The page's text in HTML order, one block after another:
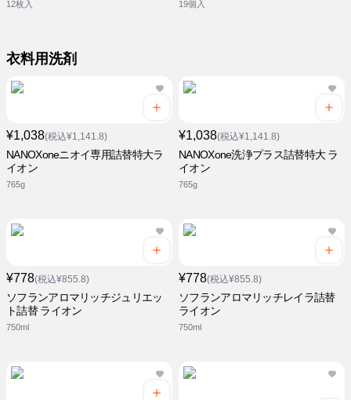
12枚入 19個入
衣料用洗剤
¥1,038(税込¥1,141.8)
NANOXoneニオイ専用詰替特大ラ
イオン
765g
¥1,038(税込¥1,141.8)
NANOXone洗浄プラス詰替特大 ラ
イオン
765g
¥778(税込¥855.8)
ソフランアロマリッチジュリエッ
ト詰替 ライオン
750ml
¥778(税込¥855.8)
ソフランアロマリッチレイラ詰替
ライオン
750ml